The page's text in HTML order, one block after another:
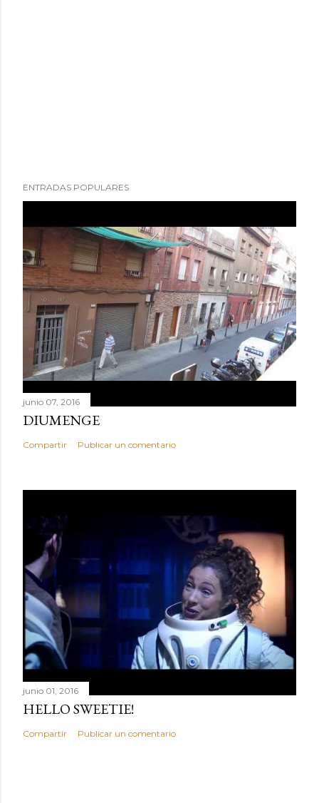
ENTRADAS POPULARES
junio 07, 2016
DIUMENGE
Compartir Publicar un comentario
junio 01, 2016
HELLO SWEETIE!
Compartir Publicar un comentario